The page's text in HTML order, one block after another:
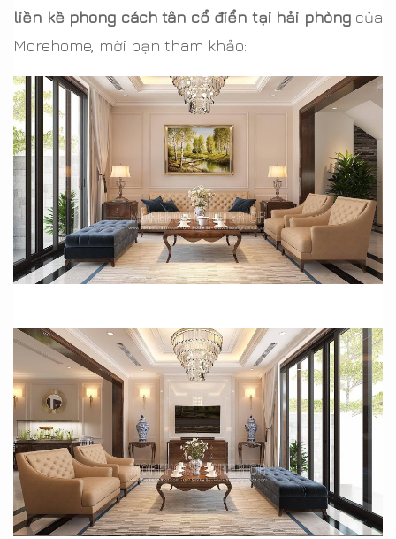
liền kề phong cách tân cổ điển tại hải phòngcủa
Morehome, mời bạn tham khảo: